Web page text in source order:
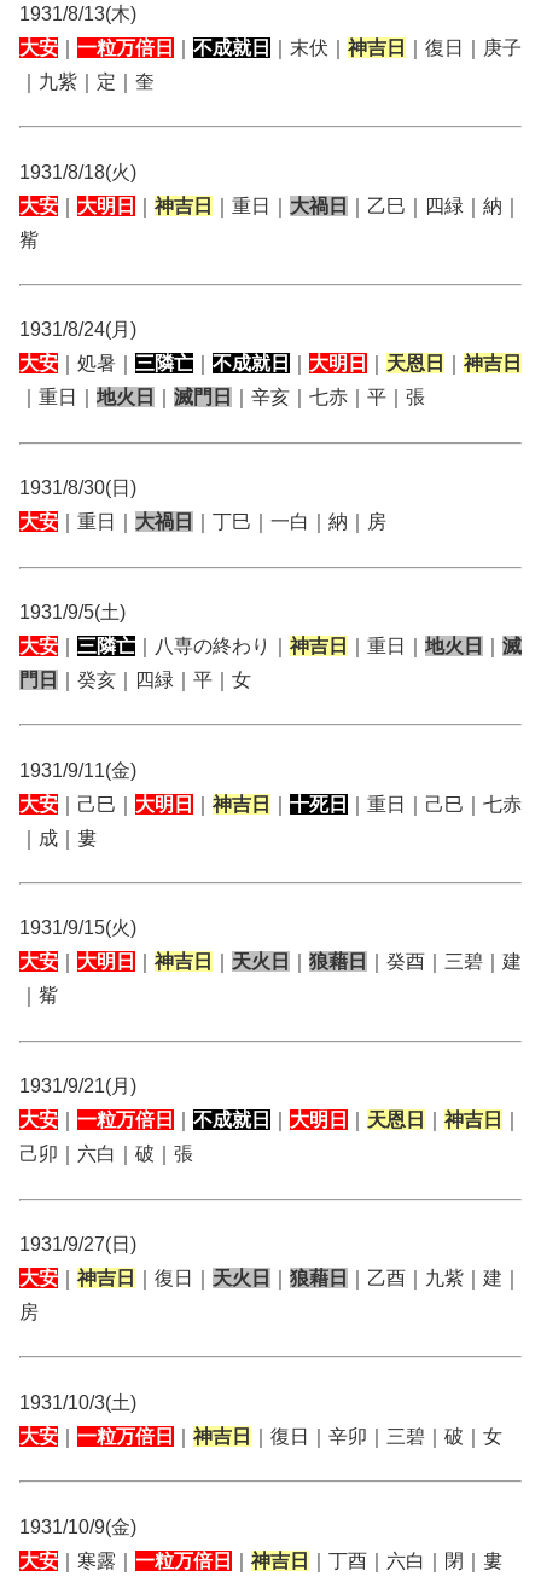
1931/8/13(木)
大安
一粒万倍日 不成就日 ｜末伏｜ 神吉日
｜復日｜庚子
｜九紫｜定｜奎
1931/8/18(火)
大安
大明日 神吉日 ｜重日｜ 大禍日
｜乙巳｜四緑｜納｜
觜
1931/8/24(月)
大安 ｜処暑｜ 三隣亡 不成就日 大明日 天恩日
神吉日
｜重日｜ 地火日 滅門日 ｜辛亥｜七赤｜平｜張
1931/8/30(日)
大安 ｜重日｜ 大禍日 ｜丁巳｜一白｜納｜房
1931/9/5(土)
大安
三隣亡 ｜八専の終わり｜ 神吉日 ｜重日｜ 地火日
滅
門日
｜癸亥｜四緑｜平｜女
1931/9/11(金)
大安 ｜己巳｜ 大明日 神吉日 十死日
｜重日｜己巳｜七赤
｜成｜婁
1931/9/15(火)
大安
大明日 神吉日 天火日 狼藉日
｜癸酉｜三碧｜建
｜觜
1931/9/21(月)
大安
一粒万倍日 不成就日 大明日 天恩日 神吉日
己卯｜六白｜破｜張
1931/9/27(日)
大安
神吉日 ｜復日｜ 天火日 狼藉日
｜乙酉｜九紫｜建｜
房
1931/10/3(土)
大安
一粒万倍日 神吉日 ｜復日｜辛卯｜三碧｜破｜女
1931/10/9(金)
大安 ｜寒露｜ 一粒万倍日 神吉日 ｜丁酉｜六白｜閉｜婁